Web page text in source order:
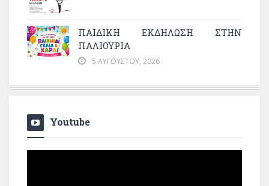
ΠΑΙΔΙΚΗ ΕΚΔΗΛΩΣΗ ΣΤΗΝ
ΠΑΛΙΟΥΡΙΑ
5 ΑΥΓΟΎΣΤΟΥ, 2026
Youtube